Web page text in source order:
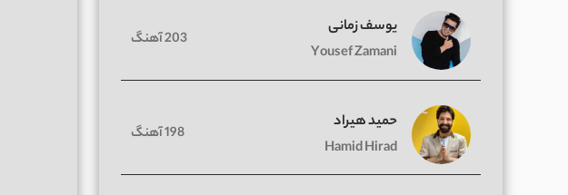
یوسف زمانی
Yousef Zamani
203 آهنگ
حمید هیراد
Hamid Hirad
198 آهنگ